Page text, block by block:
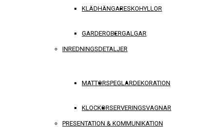
KLÄDHÄNGARESKOHYLLOR
GARDEROBERGALGAR
INREDNINGSDETALJER
MATTORSPEGLARDEKORATION
KLOCKORSERVERINGSVAGNAR
PRESENTATION & KOMMUNIKATION